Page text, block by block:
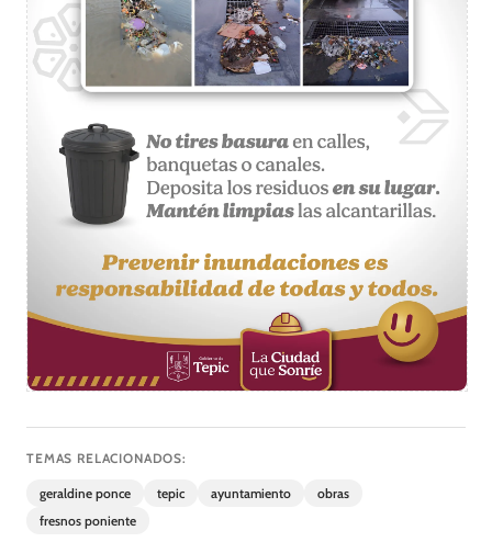
TEMAS RELACIONADOS:
geraldine ponce tepic ayuntamiento
obras
fresnos poniente